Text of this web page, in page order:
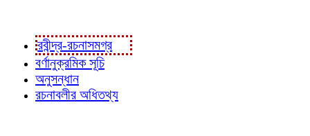
রবীন্দ্র-রচনাসমগ্র
বর্ণানুক্রমিক সূচি
অনুসন্ধান
রচনাবলীর অধিতথ্য